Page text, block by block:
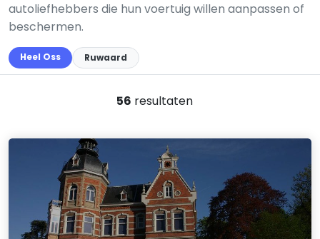
autoliefhebbers die hun voertuig willen aanpassen of
beschermen.
Heel Oss Ruwaard
56 resultaten